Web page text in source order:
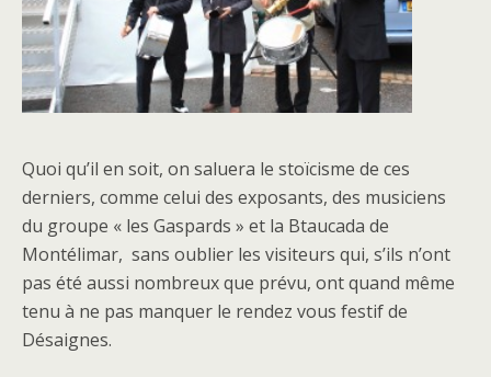
Quoi qu’il en soit, on saluera le stoïcisme de ces
derniers, comme celui des exposants, des musiciens
du groupe « les Gaspards » et la Btaucada de
Montélimar, sans oublier les visiteurs qui, s’ils n’ont
pas été aussi nombreux que prévu, ont quand même
tenu à ne pas manquer le rendez vous festif de
Désaignes.